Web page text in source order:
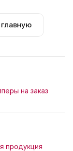
на заказ
продукция